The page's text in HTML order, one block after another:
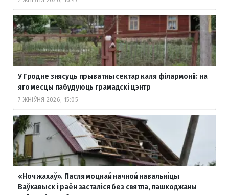
У Гродне знясуць прыватны сектар каля філармоніі: на
яго месцы пабудуюць грамадскі цэнтр
7 ЖНІЎНЯ 2026, 15:05
«Ноч жахаў». Пасля моцнай начной навальніцы
Ваўкавыск і раён засталіся без святла, пашкоджаны